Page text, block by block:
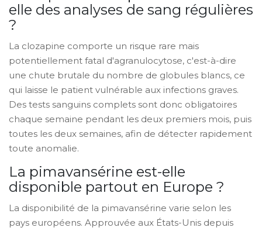
elle des analyses de sang régulières
?
La clozapine comporte un risque rare mais
potentiellement fatal d'agranulocytose, c'est-à-dire
une chute brutale du nombre de globules blancs, ce
qui laisse le patient vulnérable aux infections graves.
Des tests sanguins complets sont donc obligatoires
chaque semaine pendant les deux premiers mois, puis
toutes les deux semaines, afin de détecter rapidement
toute anomalie.
La pimavansérine est-elle
disponible partout en Europe ?
La disponibilité de la pimavansérine varie selon les
pays européens. Approuvée aux États-Unis depuis